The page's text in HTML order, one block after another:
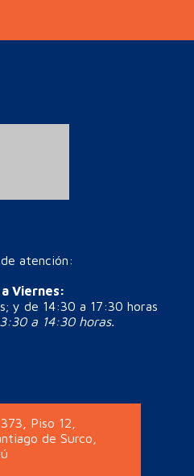
atención:
a Viernes:
y de 14:30 a 17:30 horas
a 14:30 horas.
Piso 12,
de Surco,